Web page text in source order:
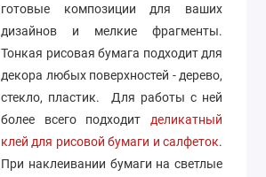
готовые композиции для ваших
дизайнов и мелкие фрагменты.
Тонкая рисовая бумага подходит для
декора любых поверхностей - дерево,
стекло, пластик. Для работы с ней
более всего подходит деликатный
клей для рисовой бумаги и салфеток.
При наклеивании бумаги на светлые